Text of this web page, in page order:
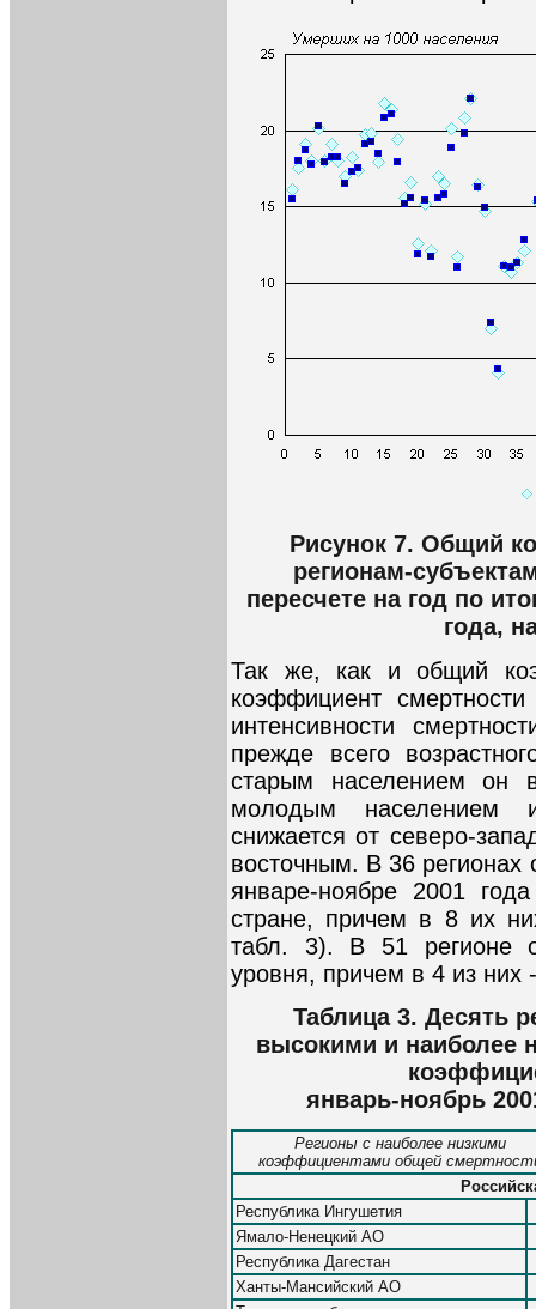
Рисунок 7. Общий
регионам-
пересчете на год по
года,
Так же, как и общий
коэффициент
интенсивности
прежде всего
старым населением он
молодым населением
снижается от северо-
восточным. В 36
январе-ноябре 2001
стране, причем в 8 их
табл. 3). В 51 регионе
уровня, причем в 4 из них
Таблица 3. Десять
высокими и наиболее
январь-ноябрь
Регионы с наиболее низкими
коэффициентами общей
Республика Ингушетия
Ямало-Ненецкий АО
Республика Дагестан
Ханты-Мансийский АО